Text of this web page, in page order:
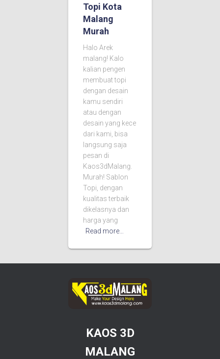
Topi Kota
Malang
Murah
Halo Arek
malang! Kalo
kalian pengen
membuat topi
dengan desain
kamu sendiri
atau dengan
desain yang kece
dari kami, bisa
langsung saja
pesan di
Kaos3dMalang.
Murah! Sablon
Topi, dengan
kualitas terbaik
dikelasnya dan
harga yang
Read more…
KAOS 3D
MALANG